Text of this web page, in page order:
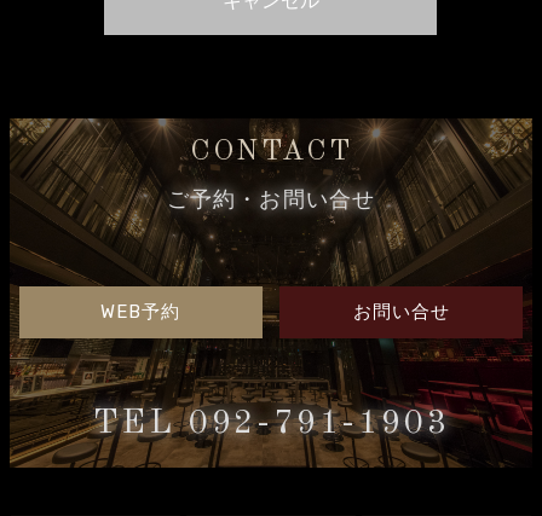
CONTACT
ご予約・お問い合せ
WEB予約 お問い合せ
TEL 092-791-1903